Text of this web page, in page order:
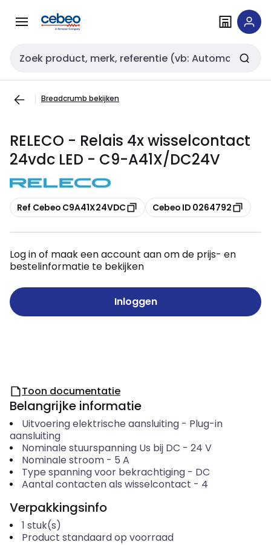
naar
naar
Zoekveld invoer
Breadcrumb bekijken
RELECO - Relais 4x wisselcontact
24vdc LED - C9-A41X/DC24V
Kopiëren
Ref Cebeo C9A41X24VDC Kopiëren
Cebeo ID 0264792
Log in of maak een account aan om de prijs- en
bestelinformatie te bekijken
Inloggen
Toon documentatie
Belangrijke informatie
Uitvoering elektrische aansluiting- Plug-in
aansluiting
Nominale stuurspanning Us bij DC - 24 V
Nominale stroom- 5 A
Type spanning voor bekrachtiging- DC
Aantal contacten als wisselcontact - 4
Verpakkingsinfo
1 stuk(s)
Product standaard op voorraad